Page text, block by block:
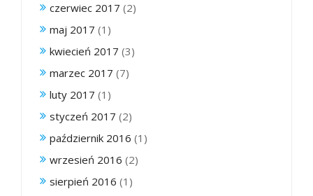
czerwiec 2017 (2)
maj 2017 (1)
kwiecień 2017 (3)
marzec 2017 (7)
luty 2017 (1)
styczeń 2017 (2)
październik 2016 (1)
wrzesień 2016 (2)
sierpień 2016 (1)